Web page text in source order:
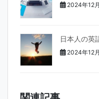
2024年12
日本人の英
2024年12